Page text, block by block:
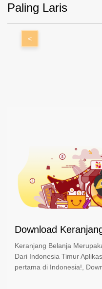
Paling Laris
<
Download
Keranjang Belanja
Dari Indonesia Timur
pertama di Indonesia!,